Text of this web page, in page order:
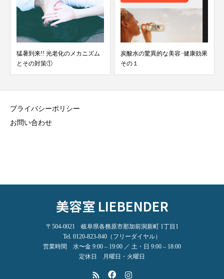
猛暑到来!! 光老化のメカニズム
とその対策①
炭酸水の驚異的な美容･健康効果
その１
プライバシーポリシー
お問い合わせ
美容室 LIEBENDER
〒504-0021 岐阜県各務原市那加前洞新町 1丁目1
Tel. 0120-823-840（フリーダイヤル）
営業時間 水〜金 9:00 – 19:00 ／ 土・日 9:00 – 18:00
定休日 月曜日・火曜日